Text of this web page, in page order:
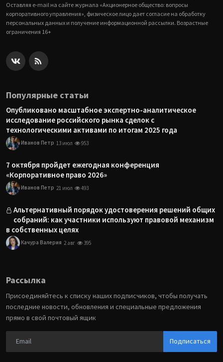
Оставляя e-mail на сайте журнала «Акционерное общество: вопросы
корпоративного управления», физическое лицо дает согласие на обработку
персональных данных и получение информационной рассылки. Возрастные
ограничения 16+
Популярные статьи
Опубликовано масштабное экспертно-аналитическое
исследование российского рынка сделок с
технологическими активами по итогам 2025 года
Иванов Петр 13 июл 953
7 октября пройдет ежегодная конференция
«Корпоративное право 2026»
Иванов Петр 21 июл 493
Альтернативный порядок удостоверения решений общих
собраний: как участники используют правовой механизм
в собственных целях
Качура Валерия 2 авг 395
Рассылка
Присоединяйтесь к списку наших подписчиков, чтобы получать
последние новости, обновления и специальные предложения
прямо в свой почтовый ящик
Подписаться